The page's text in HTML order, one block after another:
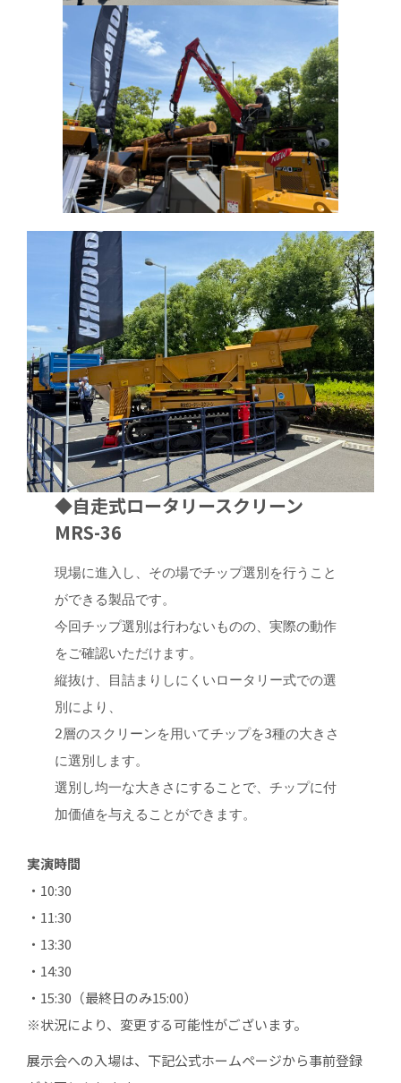
◆自走式ロータリースクリーン
MRS-36
現場に進入し、その場でチップ選別を行うこと
ができる製品です。
今回チップ選別は行わないものの、実際の動作
をご確認いただけます。
縦抜け、目詰まりしにくいロータリー式での選
別により、
2層のスクリーンを用いてチップを3種の大きさ
に選別します。
選別し均一な大きさにすることで、チップに付
加価値を与えることができます。
実演時間
・10:30
・11:30
・13:30
・14:30
・15:30（最終日のみ15:00）
※状況により、変更する可能性がございます。
展示会への入場は、下記公式ホームページから事前登録